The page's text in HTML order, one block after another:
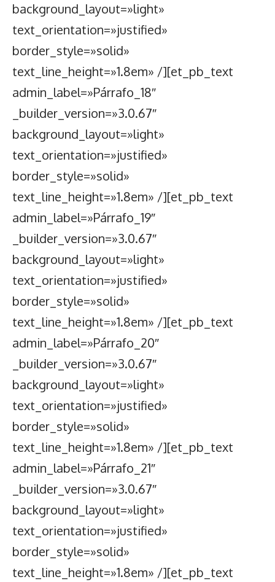
background_layout=»light»
text_orientation=»justified»
border_style=»solid»
text_line_height=»1.8em» /][et_pb_text
admin_label=»Párrafo_18″
_builder_version=»3.0.67″
background_layout=»light»
text_orientation=»justified»
border_style=»solid»
text_line_height=»1.8em» /][et_pb_text
admin_label=»Párrafo_19″
_builder_version=»3.0.67″
background_layout=»light»
text_orientation=»justified»
border_style=»solid»
text_line_height=»1.8em» /][et_pb_text
admin_label=»Párrafo_20″
_builder_version=»3.0.67″
background_layout=»light»
text_orientation=»justified»
border_style=»solid»
text_line_height=»1.8em» /][et_pb_text
admin_label=»Párrafo_21″
_builder_version=»3.0.67″
background_layout=»light»
text_orientation=»justified»
border_style=»solid»
text_line_height=»1.8em» /][et_pb_text